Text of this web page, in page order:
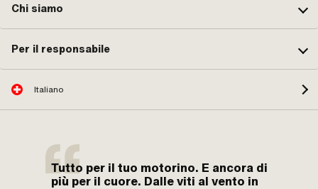
Chi siamo
Per il responsabile
Italiano
Tutto per il tuo motorino. E ancora di
più per il cuore. Dalle viti al vento in